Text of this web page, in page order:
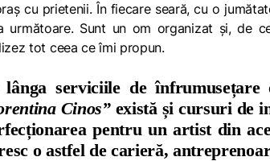
cu prietenii. În fiecare seară, cu o
următoare. Sunt un om organizat și, de
tot ceea ce îmi propun.
lânga serviciile de
Cinos” există și cursuri de
pentru un artist din
o astfel de carieră,